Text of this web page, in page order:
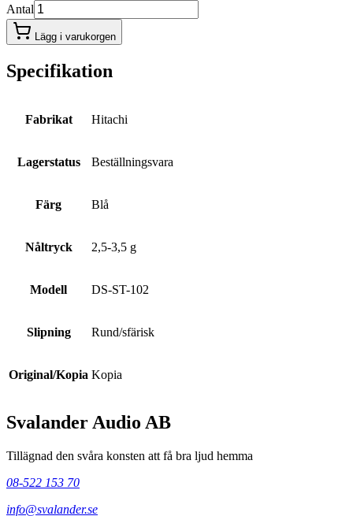
Antal
Lägg i varukorgen
Specifikation
Fabrikat Hitachi
Lagerstatus Beställningsvara
Färg Blå
Nåltryck 2,5-3,5 g
Modell DS-ST-102
Slipning Rund/sfärisk
Original/Kopia Kopia
Svalander Audio AB
Tillägnad den svåra konsten att få bra ljud hemma
08-522 153 70
info@svalander.se